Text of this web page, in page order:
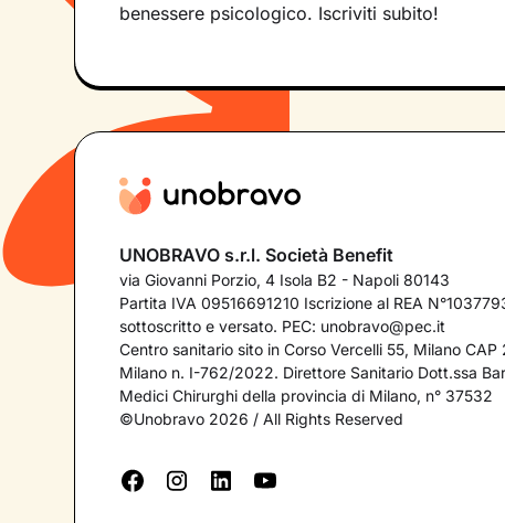
benessere psicologico. Iscriviti subito!
UNOBRAVO s.r.l. Società Benefit
via Giovanni Porzio, 4 Isola B2 - Napoli 80143
Partita IVA 09516691210 Iscrizione al REA
sottoscritto e versato. PEC: unobravo@pec.it
Centro sanitario sito in Corso Vercelli 55, Milano
Milano n. I-762/2022. Direttore Sanitario Dott.ssa
Medici Chirurghi della provincia di Milano, n° 37532
©Unobravo 2026 / All Rights Reserved